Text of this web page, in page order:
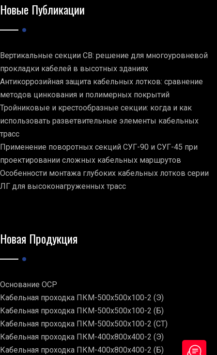
Новые Публикации
Вертикальные секции СВ: решение для многоуровневой
прокладки кабелей в высотных зданиях
Антикоррозийная защита кабельных лотков: сравнение
методов цинкования и полимерных покрытий
Тройниковые и крестообразные секции: когда и как
использовать разветвительные элементы кабельных
трасс
Применение поворотных секций СУГ-90 и СУГ-45 при
проектировании сложных кабельных маршрутов
Особенности монтажа глубоких кабельных лотков серии
ЛГ для высоконагруженных трасс
Новая Продукция
Основание ОСР
Кабельная проходка ПКМ-500х500х100-2 (Э)
Кабельная проходка ПКМ-500х500х100-2 (Б)
Кабельная проходка ПКМ-500х500х100-2 (СТ)
Кабельная проходка ПКМ-400х800х400-2 (Э)
Кабельная проходка ПКМ-400х800х400-2 (Б)